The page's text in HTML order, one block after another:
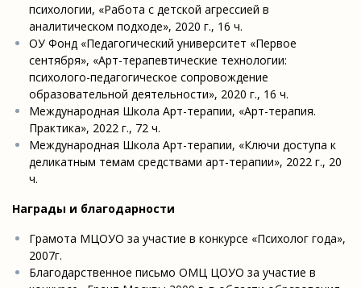
психологии, «Работа с детской агрессией в
аналитическом подходе», 2020 г., 16 ч.
ОУ Фонд «Педагогический университет «Первое
сентября», «Арт-терапевтические технологии:
психолого-педагогическое сопровождение
образовательной деятельности», 2020 г., 16 ч.
Международная Школа Арт-терапии, «Арт-терапия.
Практика», 2022 г., 72 ч.
Международная Школа Арт-терапии, «Ключи доступа к
деликатным темам средствами арт-терапии», 2022 г., 20
ч.
Награды и благодарности
Грамота МЦОУО за участие в конкурсе «Психолог года»,
2007г.
Благодарственное письмо ОМЦ ЦОУО за участие в